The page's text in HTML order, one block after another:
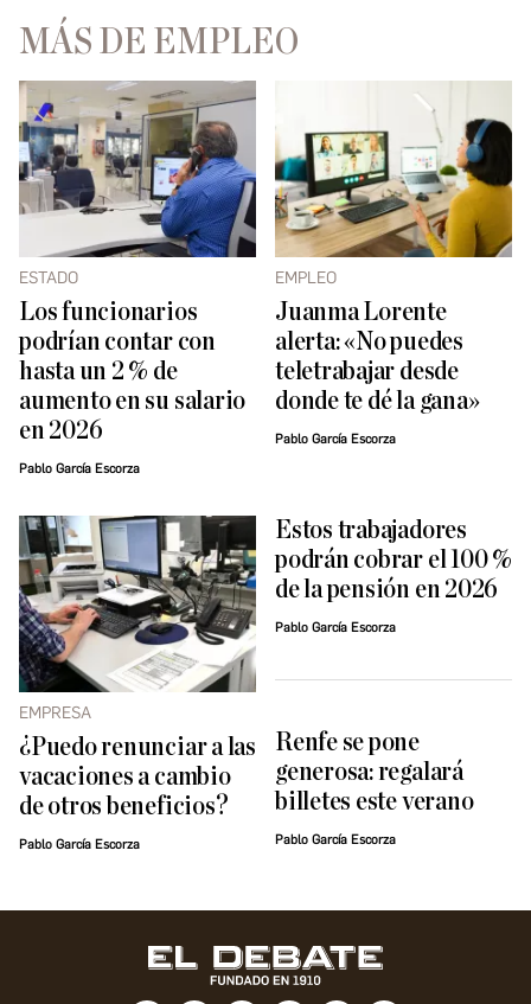
MÁS DE EMPLEO
ESTADO
Los funcionarios
podrían contar con
hasta un 2 % de
aumento en su salario
en 2026
Pablo García Escorza
EMPLEO
Juanma Lorente
alerta: «No puedes
teletrabajar desde
donde te dé la gana»
Pablo García Escorza
EMPRESA
¿Puedo renunciar a las
vacaciones a cambio
de otros beneficios?
Pablo García Escorza
Estos trabajadores
podrán cobrar el 100 %
de la pensión en 2026
Pablo García Escorza
Renfe se pone
generosa: regalará
billetes este verano
Pablo García Escorza